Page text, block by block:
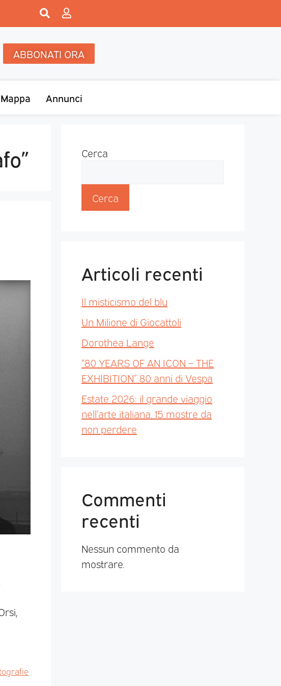
ABBONATI ORA
Mappa Annunci
Cerca
Cerca
Articoli recenti
Il misticismo del blu
Un Milione di Giocattoli
Dorothea Lange
“80 YEARS OF AN ICON – THE
EXHIBITION” 80 anni di Vespa
Estate 2026: il grande viaggio
nell’arte italiana. 15 mostre da
non perdere
Commenti
recenti
Nessun commento da
mostrare.